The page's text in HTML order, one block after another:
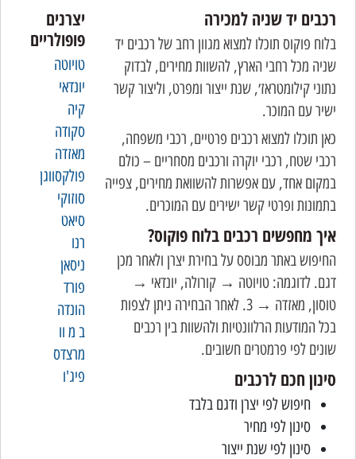
רכבים יד שניה למכירה
בלוח פוקוס תוכלו למצוא מגוון רחב של רכבים יד
שניה מכל רחבי הארץ, להשוות מחירים, לבדוק
נתוני קילומטראז׳, שנת ייצור ומפרט, וליצור קשר
ישיר עם המוכר.
כאן תוכלו למצוא רכבים פרטיים, רכבי משפחה,
רכבי שטח, רכבי יוקרה ורכבים מסחריים – כולם
במקום אחד, עם אפשרות להשוואת מחירים, צפייה
בתמונות ופרטי קשר ישירים עם המוכרים.
איך מחפשים רכבים בלוח פוקוס?
החיפוש באתר מבוסס על בחירת יצרן ולאחר מכן
דגם. לדוגמה: טויוטה → קורולה, יונדאי →
טוסון, מאזדה → 3. לאחר הבחירה ניתן לצפות
בכל המודעות הרלוונטיות ולהשוות בין רכבים
שונים לפי פרמטרים חשובים.
סינון חכם לרכבים
חיפוש לפי יצרן ודגם בלבד
סינון לפי מחיר
סינון לפי שנת ייצור
יצרנים
פופולריים
טויוטה
יונדאי
קיה
סקודה
מאזדה
פולקסווגן
סוזוקי
סיאט
רנו
ניסאן
פורד
הונדה
ב מ וו
מרצדס
פיג'ו